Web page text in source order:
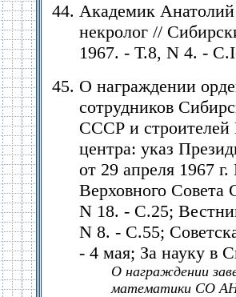
Академик
некролог //
1967. - Т.8, N 4. -
О награждении
сотрудников
СССР и строителей
центра: указ
от 29 апреля 1967
Верховного
N 18. - C.25;
N 8. - С.55;
- 4 мая; За науку в
О награждении
математики СО